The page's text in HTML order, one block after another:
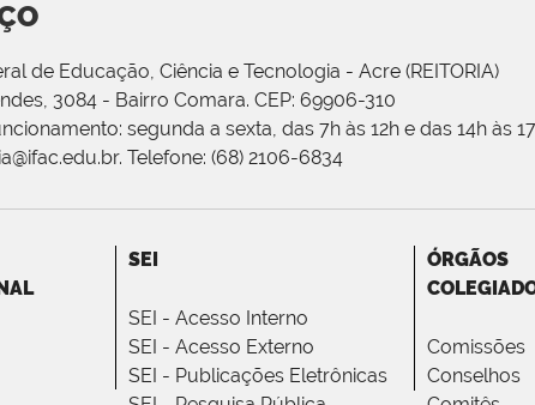
de Educação, Ciência e Tecnologia - Acre (REITORIA)
3084 - Bairro Comara. CEP: 69906-310
segunda a sexta, das 7h às 12h e das 14h às
Telefone: (68) 2106-6834
SEI
SEI - Acesso Interno
SEI - Acesso Externo
SEI - Publicações Eletrônicas
ÓRGÃOS
Comissões
Conselhos